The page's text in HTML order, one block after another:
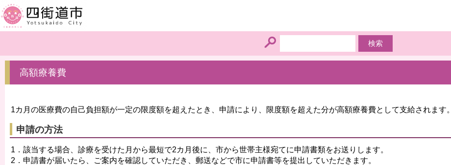
高額療養費
1カ月の医療費の自己負担額が一定の限度額を超えたとき、申請により、限度額を超えた分が高額療養費として支給されます。
申請の方法
1．該当する場合、診療を受けた月から最短で2カ月後に、市から世帯主様宛てに申請書類をお送りします。
2．申請書が届いたら、ご案内を確認していただき、郵送などで市に申請書等を提出していただきます。